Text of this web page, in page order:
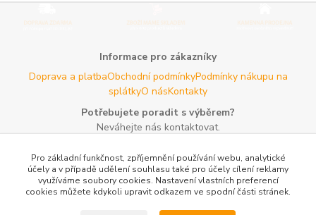
Informace pro zákazníky
Doprava a platbaObchodní podmínkyPodmínky nákupu na
splátkyO násKontakty
Potřebujete poradit s výběrem?
Neváhejte nás kontaktovat.
Email:info@agroczechia.cz- kdykoliv
Užitečné informace
Pro základní funkčnost, zpříjemnění používání webu, analytické
účely a v případě udělení souhlasu také pro účely cílení reklamy
využíváme soubory cookies. Nastavení vlastních preferencí
cookies můžete kdykoli upravit odkazem ve spodní části stránek.